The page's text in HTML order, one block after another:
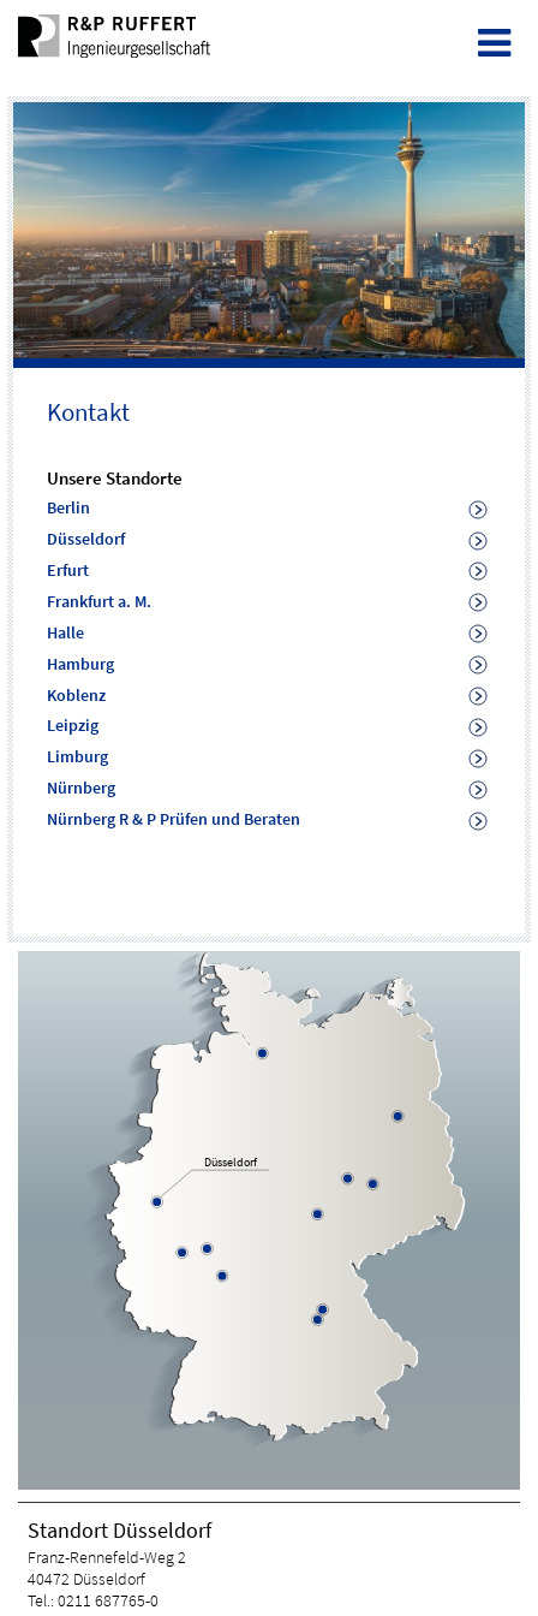
Kontakt
Unsere Standorte
Berlin
Düsseldorf
Erfurt
Frankfurt a. M.
Halle
Hamburg
Koblenz
Leipzig
Limburg
Nürnberg
Nürnberg R & P Prüfen und Beraten
Düsseldorf
Standort Düsseldorf
Franz-Rennefeld-Weg 2
40472 Düsseldorf
Tel.: 0211 687765-0